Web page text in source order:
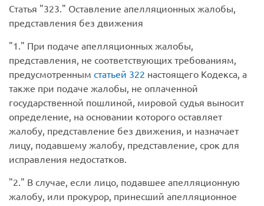
Статья
323.
Оставление апелляционных жалобы,
представления без движения
1.
При подаче апелляционных жалобы,
представления, не соответствующих требованиям,
предусмотренным статьей 322 настоящего Кодекса, а
также при подаче жалобы, не оплаченной
государственной пошлиной, мировой судья выносит
определение, на основании которого оставляет
жалобу, представление без движения, и назначает
лицу, подавшему жалобу, представление, срок для
исправления недостатков.
2.
В случае, если лицо, подавшее апелляционную
жалобу, или прокурор, принесший апелляционное